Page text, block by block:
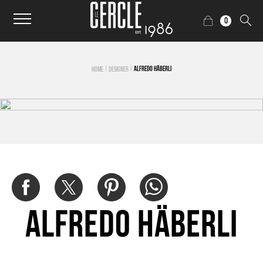
0
HOME DESIGNER ALFREDO HÄBERLI
Alfredo Häberli